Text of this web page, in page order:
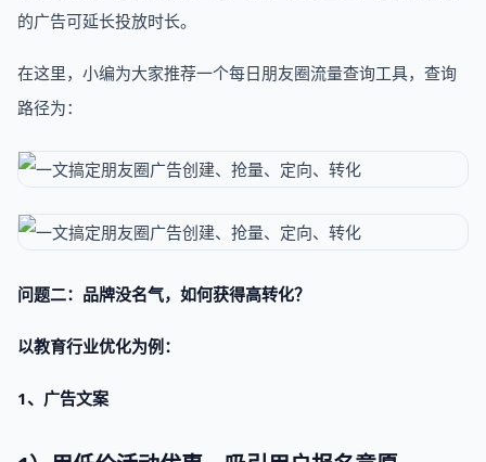
的广告可延长投放时长。
在这里，小编为大家推荐一个每日朋友圈流量查询工具，查询
路径为：
问题二：品牌没名气，如何获得高转化？
以教育行业优化为例：
1、广告文案